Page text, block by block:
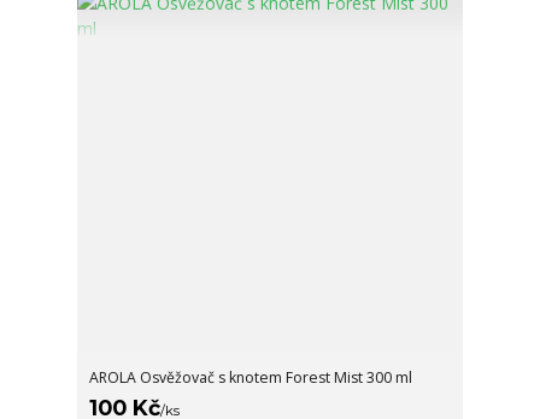
AROLA Osvěžovač s knotem Forest Mist 300 ml
100 Kč/ks